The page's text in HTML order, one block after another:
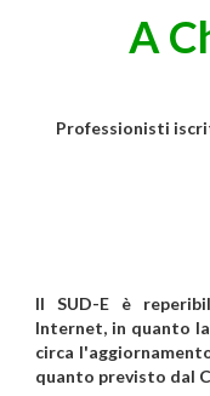
A
Professionisti
Il SUD-E è
Internet, in quanto
circa
quanto previsto dal